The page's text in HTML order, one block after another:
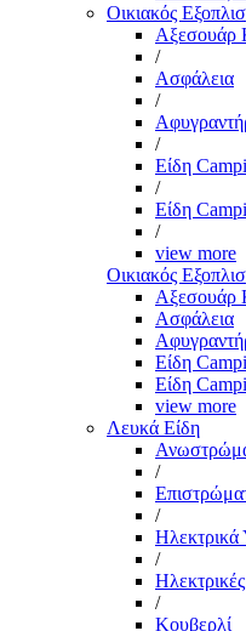
Οικιακός
Αξεσουάρ
/
Ασφάλεια
/
/
Είδη
/
Είδη
/
view more
Οικιακός
Αξεσουάρ
Ασφάλεια
Είδη
Είδη
view more
Λευκά Είδη
/
/
/
/
Κουβερλί